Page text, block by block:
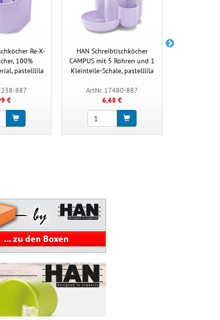
Re-X-
100%
pastelllila
887
€
HAN Schreibtischköcher
CAMPUS mit 5 Röhren und 1
Kleinteile-Schale, pastelllila
ArtNr. 17480-887
6,68 €